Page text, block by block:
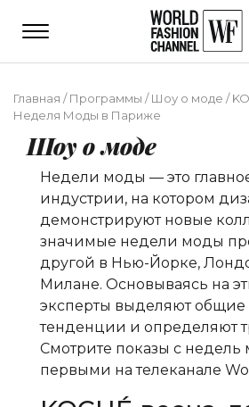
Главная /Программы /Шоу о моде /
Неделя Моды в Париже
Шоу о моде
Недели моды — это
индустрии, на котором
демонстрируют новые
значимые недели моды
другой в Нью-Йорке,
Милане. Основываясь на
эксперты выделяют
тенденции и определяют
Смотрите показы с недель
первыми на телеканале